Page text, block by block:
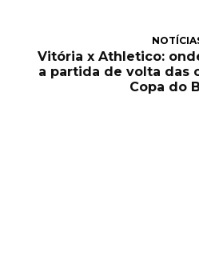
Vitória x Athletico:
a partida de volta das
Copa do